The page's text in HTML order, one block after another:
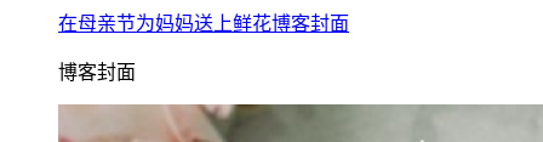
在母亲节为妈妈送上鲜花博客封面
博客封面